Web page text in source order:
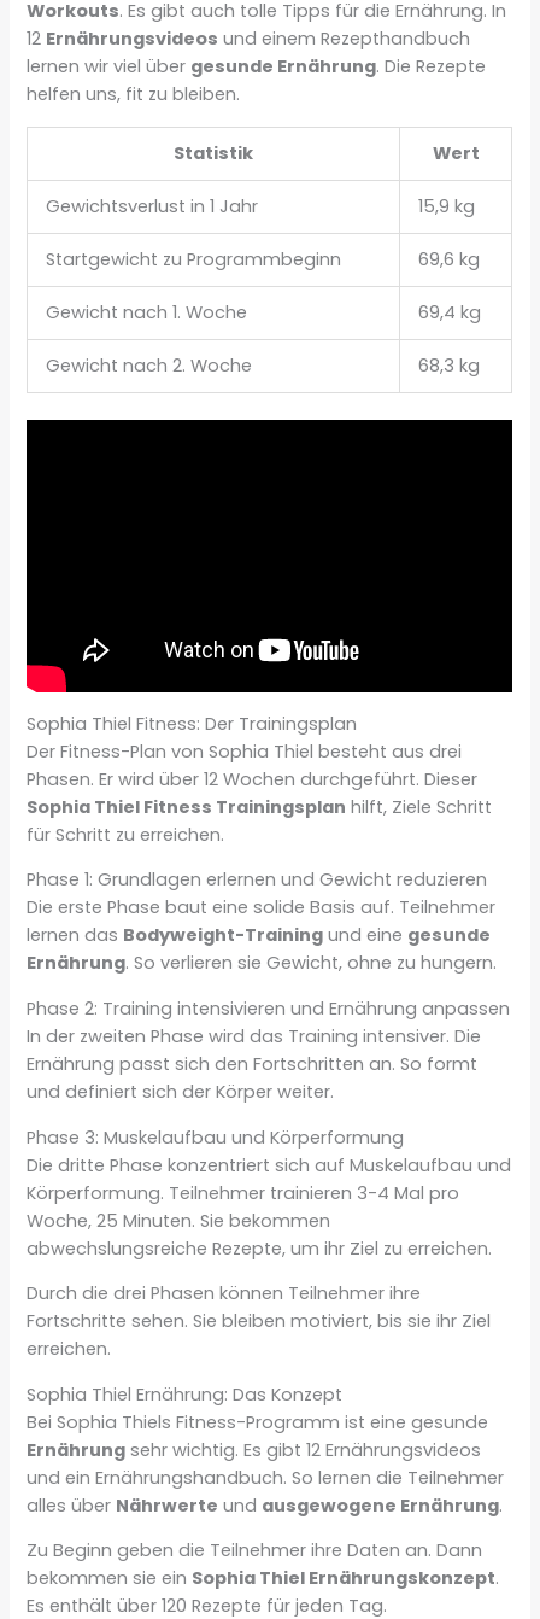
Workouts. Es gibt auch tolle Tipps für die Ernährung. In
12 Ernährungsvideos und einem Rezepthandbuch
lernen wir viel über gesunde Ernährung. Die Rezepte
helfen uns, fit zu bleiben.
Statistik Wert
Gewichtsverlust in 1 Jahr 15,9 kg
Startgewicht zu Programmbeginn 69,6 kg
Gewicht nach 1. Woche 69,4 kg
Gewicht nach 2. Woche 68,3 kg
Sophia Thiel Fitness: Der Trainingsplan
Der Fitness-Plan von Sophia Thiel besteht aus drei
Phasen. Er wird über 12 Wochen durchgeführt. Dieser
Sophia Thiel Fitness Trainingsplan hilft, Ziele Schritt
für Schritt zu erreichen.
Phase 1: Grundlagen erlernen und Gewicht reduzieren
Die erste Phase baut eine solide Basis auf. Teilnehmer
lernen das Bodyweight-Training und eine gesunde
Ernährung. So verlieren sie Gewicht, ohne zu hungern.
Phase 2: Training intensivieren und Ernährung anpassen
In der zweiten Phase wird das Training intensiver. Die
Ernährung passt sich den Fortschritten an. So formt
und definiert sich der Körper weiter.
Phase 3: Muskelaufbau und Körperformung
Die dritte Phase konzentriert sich auf Muskelaufbau und
Körperformung. Teilnehmer trainieren 3-4 Mal pro
Woche, 25 Minuten. Sie bekommen
abwechslungsreiche Rezepte, um ihr Ziel zu erreichen.
Durch die drei Phasen können Teilnehmer ihre
Fortschritte sehen. Sie bleiben motiviert, bis sie ihr Ziel
erreichen.
Sophia Thiel Ernährung: Das Konzept
Bei Sophia Thiels Fitness-Programm ist eine gesunde
Ernährung sehr wichtig. Es gibt 12 Ernährungsvideos
und ein Ernährungshandbuch. So lernen die Teilnehmer
alles über Nährwerte und ausgewogene Ernährung.
Zu Beginn geben die Teilnehmer ihre Daten an. Dann
bekommen sie ein Sophia Thiel Ernährungskonzept.
Es enthält über 120 Rezepte für jeden Tag.